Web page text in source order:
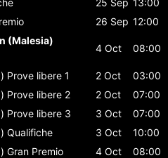
26 Sep 12:00
(Malesia)
4 Oct 08:00
Prove libere 1 2 Oct
03:00
Prove libere 2 2 Oct
07:00
Prove libere 3 3 Oct
07:00
Qualifiche 3 Oct
10:00
Gran Premio 4 Oct
08:00